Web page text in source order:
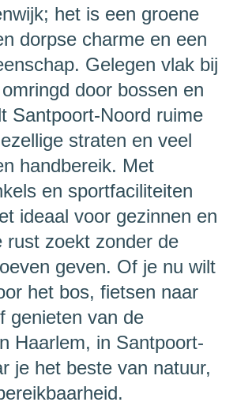
het is een groene
dorpse charme en een
Gelegen vlak bij
door bossen en
Santpoort-Noord ruime
straten en veel
handbereik. Met
en sportfaciliteiten
ideaal voor gezinnen en
rust zoekt zonder de
geven. Of je nu wilt
het bos, fietsen naar
genieten van de
Haarlem, in Santpoort-
je het beste van natuur,